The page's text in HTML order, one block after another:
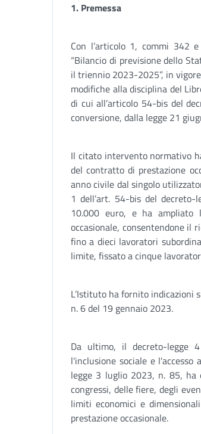
1. Premessa
Con l’articolo 1, commi 342
“Bilancio di previsione dello
il triennio 2023-2025”, in
modifiche alla disciplina del
di cui all’articolo 54-bis del
conversione, dalla legge 21
Il citato intervento normativo
del contratto di prestazione
anno civile dal singolo
1 dell’art. 54-bis del
10.000 euro, e ha
occasionale, consentendone il
fino a dieci lavoratori
limite, fissato a cinque
L’Istituto ha fornito indicazioni
n. 6 del 19 gennaio 2023.
Da ultimo, il decreto-legge
l'inclusione sociale e l'accesso
legge 3 luglio 2023, n. 85,
congressi, delle fiere, degli
limiti economici e
prestazione occasionale.